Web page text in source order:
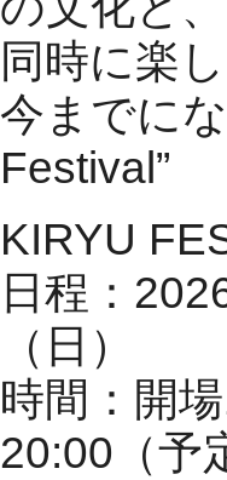
同時に楽
今までに
Festival”
KIRYU
日程：
（日）
時間：開
20:00（予